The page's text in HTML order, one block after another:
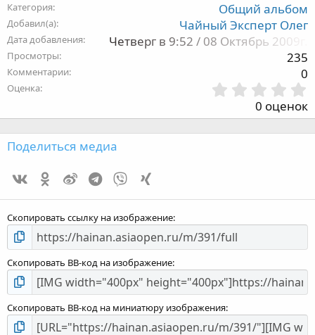
Категория Общий альбом
Добавил(а) Чайный Эксперт Олег
Дата добавления Четверг в 9:52 / 08 Октябрь 2009г.
Просмотры 235
Комментарии 0
Оценка
,
0
0
д
0 оценок
Поделиться медиа
Vk
Ok WeiboTelegram
Viber
Скопировать ссылку на изображение
Скопировать BB-код на изображение
Скопировать BB-код на миниатюру изображения